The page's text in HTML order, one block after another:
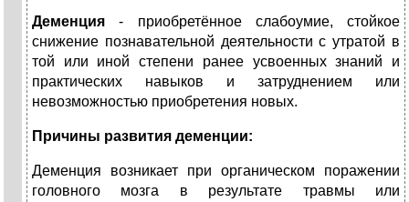
Деменция - приобретённое слабоумие, стойкое
снижение познавательной деятельности с утратой в
той или иной степени ранее усвоенных знаний и
практических навыков и затруднением или
невозможностью приобретения новых.
Причины развития деменции:
Деменция возникает при органическом поражении
головного мозга в результате травмы или